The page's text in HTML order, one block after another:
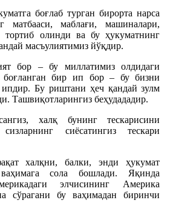
боғлаб турган бирорта нарса
матбааси, маблағи, машиналари,
олинди ва бу ҳукуматнинг
масъулиятимиз йўқдир.
бор – бу миллатимиз олдидаги
боғланган бир ип бор – бу бизни
ипдир. Бу риштани ҳеч қандай зулм
Ташвиқотларингиз беҳудададир.
халқ бунинг тескарисини
сиёсатингиз тескари
халқни, балки, энди ҳукумат
сола бошлади. Яқинда
элчисининг Америка
сўрагани бу ваҳимадан биринчи